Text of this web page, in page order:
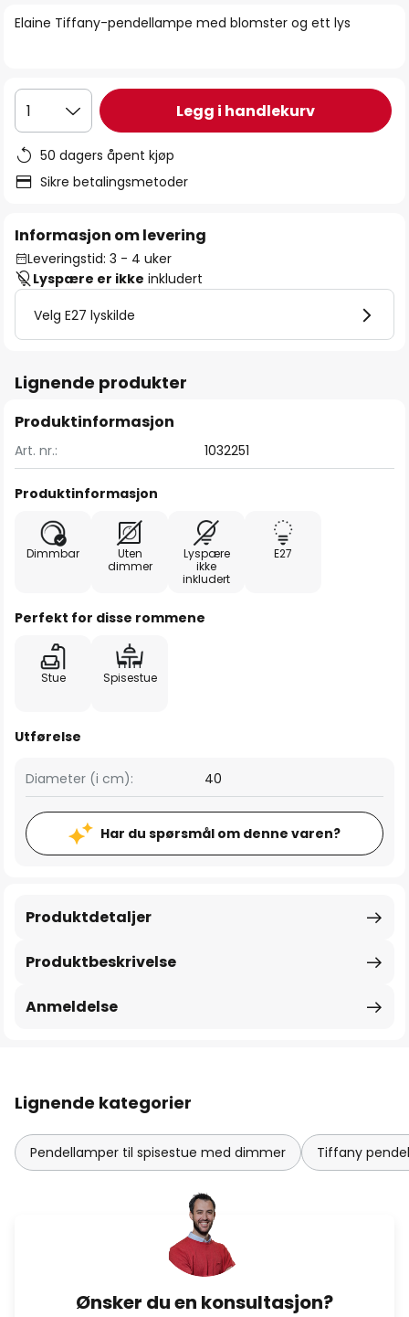
bildegalleri
Elaine Tiffany-pendellampe med blomster og ett lys
1 Legg i handlekurv
50 dagers åpent kjøp
Sikre betalingsmetoder
Informasjon om levering
Leveringstid: 3 - 4 uker
Lyspære er ikke inkludert
Velg E27 lyskilde
Lignende produkter
Produktinformasjon
Art. nr.: 1032251
Produktinformasjon
Dimmbar
Uten
dimmer
Lyspære
ikke
inkludert
E27
Perfekt for disse rommene
Stue Spisestue
Utførelse
Diameter (i cm): 40
Har du spørsmål om denne varen?
Produktbeskrivelse
Produktdetaljer
Anmeldelse
Lignende kategorier
Pendellamper til spisestue med dimmer Tiffany
Ønsker du en konsultasjon?